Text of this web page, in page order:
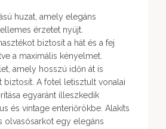
huzat, amely elegáns
érzetet nyújt.
biztosít a hát és a fej
a maximális kényelmet.
amely hosszú időn át is
biztosít. A fotel letisztult vonalai
egyaránt illeszkedik
és vintage enteriőrökbe. Alakíts
olvasósarkot egy elegáns